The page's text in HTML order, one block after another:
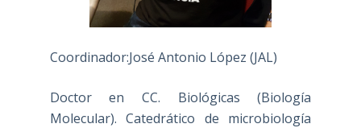
Coordinador:José Antonio López (JAL)
Doctor en CC. Biológicas (Biología
Molecular). Catedrático de microbiología